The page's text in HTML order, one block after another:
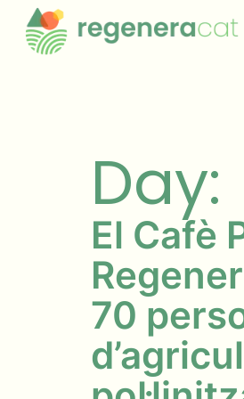
Day:
El Cafè
70